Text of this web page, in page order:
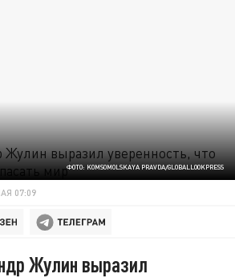
ФОТО: KOMSOMOLSKAYA PRAVDA/GLOBALLOOKPRESS
07:09
Жулин выразил